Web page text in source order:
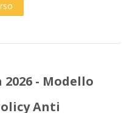
- Modello
Anti